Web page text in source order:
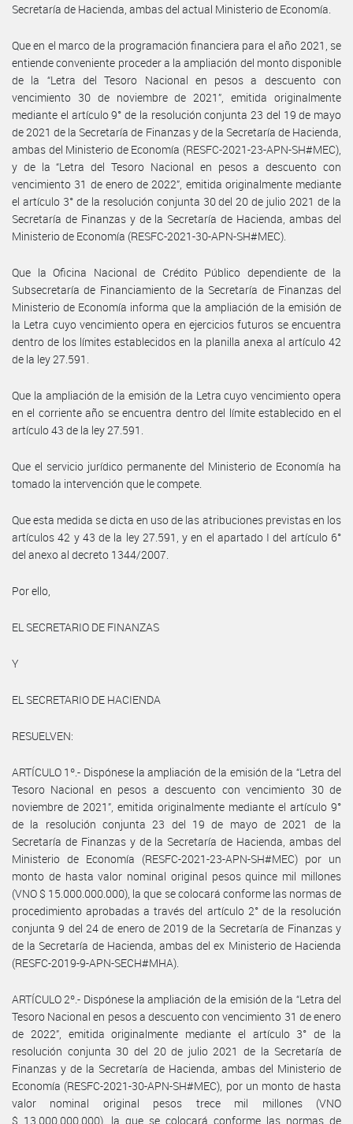
Secretaría de Hacienda, ambas del actual Ministerio de Economía.
Que en el marco de la programación financiera para el año 2021, se
entiende conveniente proceder a la ampliación del monto disponible
de la “Letra del Tesoro Nacional en pesos a descuento con
vencimiento 30 de noviembre de 2021”, emitida originalmente
mediante el artículo 9° de la resolución conjunta 23 del 19 de mayo
de 2021 de la Secretaría de Finanzas y de la Secretaría de Hacienda,
ambas del Ministerio de Economía (RESFC-2021-23-APN-SH#MEC),
y de la “Letra del Tesoro Nacional en pesos a descuento con
vencimiento 31 de enero de 2022”, emitida originalmente mediante
el artículo 3° de la resolución conjunta 30 del 20 de julio 2021 de la
Secretaría de Finanzas y de la Secretaría de Hacienda, ambas del
Ministerio de Economía (RESFC-2021-30-APN-SH#MEC).
Que la Oficina Nacional de Crédito Público dependiente de la
Subsecretaría de Financiamiento de la Secretaría de Finanzas del
Ministerio de Economía informa que la ampliación de la emisión de
la Letra cuyo vencimiento opera en ejercicios futuros se encuentra
dentro de los límites establecidos en la planilla anexa al artículo 42
de la ley 27.591.
Que la ampliación de la emisión de la Letra cuyo vencimiento opera
en el corriente año se encuentra dentro del límite establecido en el
artículo 43 de la ley 27.591.
Que el servicio jurídico permanente del Ministerio de Economía ha
tomado la intervención que le compete.
Que esta medida se dicta en uso de las atribuciones previstas en los
artículos 42 y 43 de la ley 27.591, y en el apartado I del artículo 6°
del anexo al decreto 1344/2007.
Por ello,
EL SECRETARIO DE FINANZAS
Y
EL SECRETARIO DE HACIENDA
RESUELVEN:
ARTÍCULO 1º.- Dispónese la ampliación de la emisión de la “Letra del
Tesoro Nacional en pesos a descuento con vencimiento 30 de
noviembre de 2021”, emitida originalmente mediante el artículo 9°
de la resolución conjunta 23 del 19 de mayo de 2021 de la
Secretaría de Finanzas y de la Secretaría de Hacienda, ambas del
Ministerio de Economía (RESFC-2021-23-APN-SH#MEC) por un
monto de hasta valor nominal original pesos quince mil millones
(VNO $ 15.000.000.000), la que se colocará conforme las normas de
procedimiento aprobadas a través del artículo 2° de la resolución
conjunta 9 del 24 de enero de 2019 de la Secretaría de Finanzas y
de la Secretaría de Hacienda, ambas del ex Ministerio de Hacienda
(RESFC-2019-9-APN-SECH#MHA).
ARTÍCULO 2º.- Dispónese la ampliación de la emisión de la “Letra del
Tesoro Nacional en pesos a descuento con vencimiento 31 de enero
de 2022”, emitida originalmente mediante el artículo 3° de la
resolución conjunta 30 del 20 de julio 2021 de la Secretaría de
Finanzas y de la Secretaría de Hacienda, ambas del Ministerio de
Economía (RESFC-2021-30-APN-SH#MEC), por un monto de hasta
valor nominal original pesos trece mil millones (VNO
$ 13.000.000.000), la que se colocará conforme las normas de